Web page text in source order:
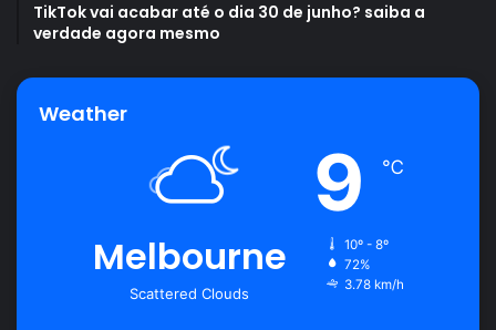
TikTok vai acabar até o dia 30 de junho? saiba a
verdade agora mesmo
Weather
Melbourne
Scattered Clouds
9 ℃
10º - 8º
72%
3.78 km/h